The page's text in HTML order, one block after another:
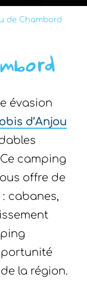
de Chambord
évasion
d’Anjou
camping
offre de
cabanes,
la région.